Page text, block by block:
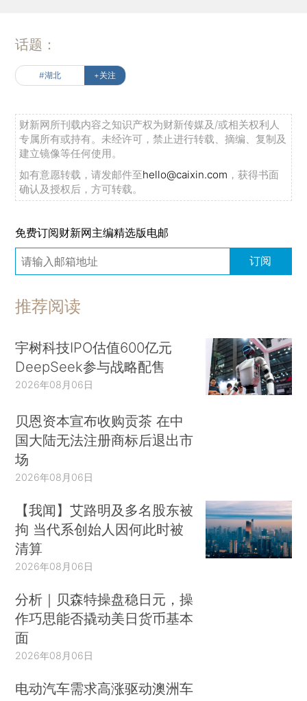
话题：
#湖北 +关注
财新网所刊载内容之知识产权为财新传媒及/或相关权利人
专属所有或持有。未经许可，禁止进行转载、摘编、复制及
建立镜像等任何使用。
如有意愿转载，请发邮件至hello@caixin.com ，获得书面
确认及授权后，方可转载。
免费订阅财新网主编精选版电邮
订阅
推荐阅读
宇树科技IPO估值600亿元
DeepSeek参与战略配售
2026年08月06日
贝恩资本宣布收购贡茶 在中
国大陆无法注册商标后退出市
场
2026年08月06日
【我闻】艾路明及多名股东被
拘 当代系创始人因何此时被
清算
2026年08月06日
分析｜贝森特操盘稳日元，操
作巧思能否撬动美日货币基本
面
2026年08月06日
电动汽车需求高涨驱动澳洲车